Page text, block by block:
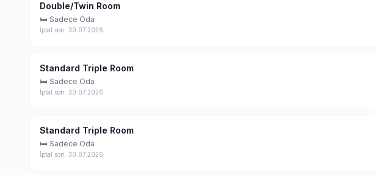
Double/Twin Room
🛏 Sadece Oda
İptal son: 30.07.2026
Standard Triple Room
🛏 Sadece Oda
İptal son: 30.07.2026
Standard Triple Room
🛏 Sadece Oda
İptal son: 30.07.2026